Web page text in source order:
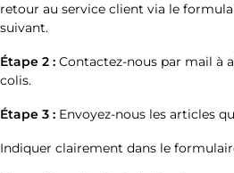
retour au service client via le
suivant.
Étape 2 : Contactez-nous par mail à
colis.
Étape 3 : Envoyez-nous les articles
Indiquer clairement dans le